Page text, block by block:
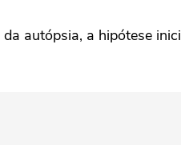
autópsia, a hipótese